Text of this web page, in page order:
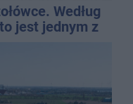
Według
jest jednym z